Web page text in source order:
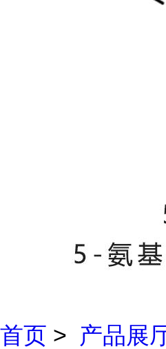
首页 > 产品展